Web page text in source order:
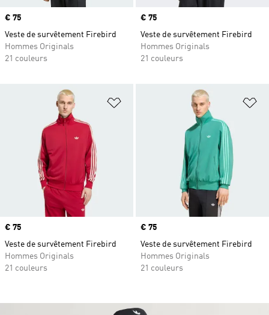
Prix
€ 75
Veste de survêtement Firebird
Hommes Originals
21 couleurs
Prix
€ 75
Veste de survêtement Firebird
Hommes Originals
21 couleurs
Ajouter à la Liste de produits
Prix
€ 75
Veste de survêtement Firebird
Hommes Originals
21 couleurs
Prix
€ 75
Veste de survêtement Firebird
Hommes Originals
21 couleurs